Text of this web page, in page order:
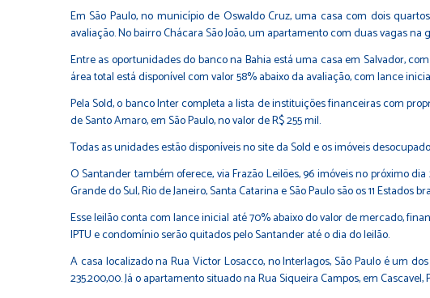
Em São Paulo, no município de Oswaldo Cruz, uma casa com dois
avaliação. No bairro Chácara São João, um apartamento com duas vagas
Entre as oportunidades do banco na Bahia está uma casa em Salvador,
área total está disponível com valor 58% abaixo da avaliação, com lance
Pela Sold, o banco Inter completa a lista de instituições financeiras com
de Santo Amaro, em São Paulo, no valor de R$ 255 mil.
Todas as unidades estão disponíveis no site da Sold e os imóveis
O Santander também oferece, via Frazão Leilões, 96 imóveis no próximo dia
Grande do Sul, Rio de Janeiro, Santa Catarina e São Paulo são os 11 Estados
Esse leilão conta com lance inicial até 70% abaixo do valor de mercado,
IPTU e condomínio serão quitados pelo Santander até o dia do leilão.
A casa localizado na Rua Victor Losacco, no Interlagos, São Paulo é um
235.200,00. Já o apartamento situado na Rua Siqueira Campos, em